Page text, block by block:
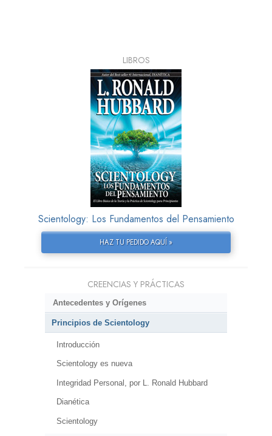
LIBROS
Scientology: Los Fundamentos del Pensamiento
HAZ TU PEDIDO AQUÍ »
CREENCIAS Y PRÁCTICAS
Antecedentes y Orígenes
Principios de Scientology
Introducción
Scientology es nueva
Integridad Personal, por L. Ronald Hubbard
Dianética
Scientology